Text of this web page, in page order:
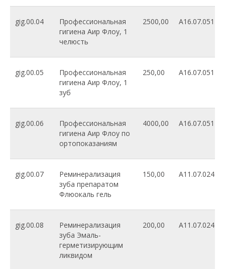
gig.00.04
Профессиональная
гигиена Аир Флоу, 1
челюсть
2500,00 A16.07.051
gig.00.05
Профессиональная
гигиена Аир Флоу, 1
зуб
250,00 A16.07.051
gig.00.06
Профессиональная
гигиена Аир Флоу по
ортопоказаниям
4000,00 A16.07.051
gig.00.07
Реминерализация
зуба препаратом
Флюокаль гель
150,00 A11.07.024
gig.00.08
Реминерализация
зуба Эмаль-
герметизирующим
ликвидом
200,00 A11.07.024